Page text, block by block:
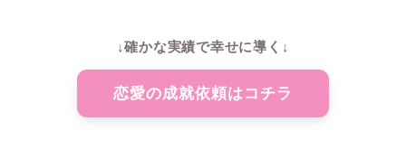
↓確かな実績で幸せに導く↓
恋愛の成就依頼はコチラ